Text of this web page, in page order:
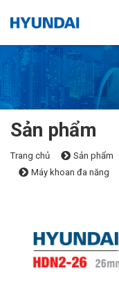
Sản phẩm
Trang chủ Sản phẩm
Máy khoan đa năng